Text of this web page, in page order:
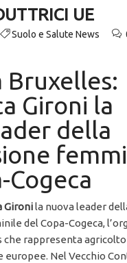
UE
Suolo e Salute News
Bruxelles:
Gironi la
della
Cogeca
Gironila nuova leader
del Copa-Cogeca,
che rappresenta
europee. Nel Vecchio